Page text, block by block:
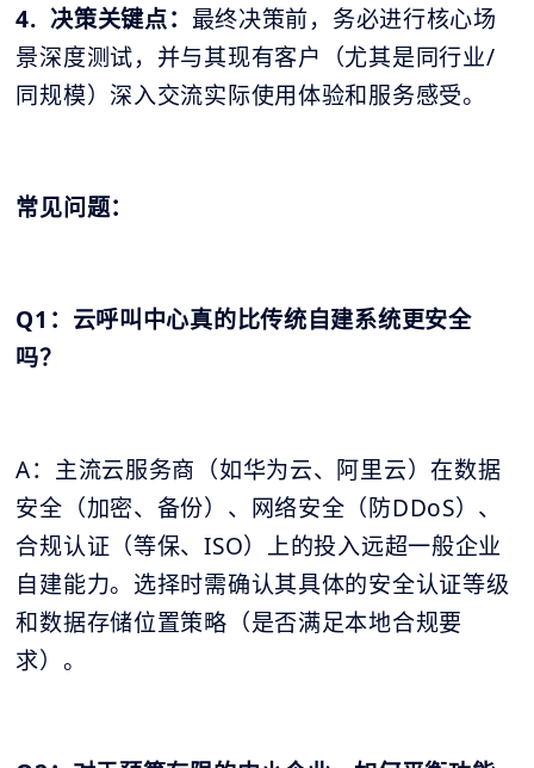
4. 决策关键点： 最终决策前，务必进行核心场
景深度测试，并与其现有客户（尤其是同行业/
同规模）深入交流实际使用体验和服务感受。
常见问题：
Q1：云呼叫中心真的比传统自建系统更安全
吗？
A：主流云服务商（如华为云、阿里云）在数据
安全（加密、备份）、网络安全（防DDoS）、
合规认证（等保、ISO）上的投入远超一般企业
自建能力。选择时需确认其具体的安全认证等级
和数据存储位置策略（是否满足本地合规要
求）。